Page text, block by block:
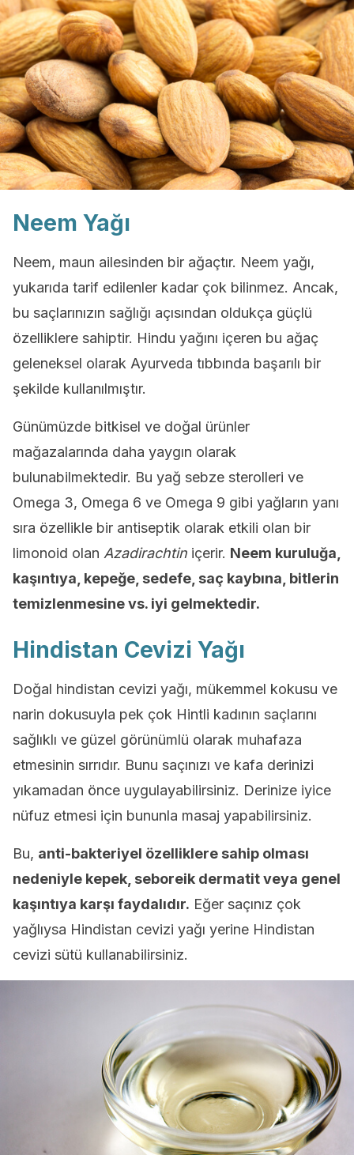
Neem Yağı
Neem, maun ailesinden bir ağaçtır. Neem yağı,
yukarıda tarif edilenler kadar çok bilinmez. Ancak,
bu saçlarınızın sağlığı açısından oldukça güçlü
özelliklere sahiptir. Hindu yağını içeren bu ağaç
geleneksel olarak Ayurveda tıbbında başarılı bir
şekilde kullanılmıştır.
Günümüzde bitkisel ve doğal ürünler
mağazalarında daha yaygın olarak
bulunabilmektedir. Bu yağ sebze sterolleri ve
Omega 3, Omega 6 ve Omega 9 gibi yağların yanı
sıra özellikle bir antiseptik olarak etkili olan bir
limonoid olan Azadirachtin içerir. Neem kuruluğa,
kaşıntıya, kepeğe, sedefe, saç kaybına, bitlerin
temizlenmesine vs. iyi gelmektedir.
Hindistan Cevizi Yağı
Doğal hindistan cevizi yağı, mükemmel kokusu ve
narin dokusuyla pek çok Hintli kadının saçlarını
sağlıklı ve güzel görünümlü olarak muhafaza
etmesinin sırrıdır. Bunu saçınızı ve kafa derinizi
yıkamadan önce uygulayabilirsiniz. Derinize iyice
nüfuz etmesi için bununla masaj yapabilirsiniz.
Bu, anti-bakteriyel özelliklere sahip olması
nedeniyle kepek, seboreik dermatit veya genel
kaşıntıya karşı faydalıdır. Eğer saçınız çok
yağlıysa Hindistan cevizi yağı yerine Hindistan
cevizi sütü kullanabilirsiniz.